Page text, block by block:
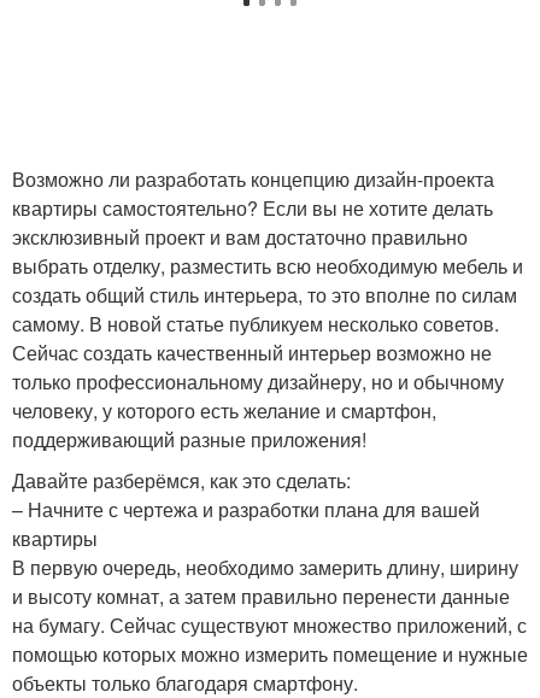
Возможно ли разработать концепцию дизайн-проекта
квартиры самостоятельно? Если вы не хотите делать
эксклюзивный проект и вам достаточно правильно
выбрать отделку, разместить всю необходимую мебель и
создать общий стиль интерьера, то это вполне по силам
самому. В новой статье публикуем несколько советов.
Сейчас создать качественный интерьер возможно не
только профессиональному дизайнеру, но и обычному
человеку, у которого есть желание и смартфон,
поддерживающий разные приложения!
Давайте разберёмся, как это сделать:
– Начните с чертежа и разработки плана для вашей
квартиры
В первую очередь, необходимо замерить длину, ширину
и высоту комнат, а затем правильно перенести данные
на бумагу. Сейчас существуют множество приложений, с
помощью которых можно измерить помещение и нужные
объекты только благодаря смартфону.